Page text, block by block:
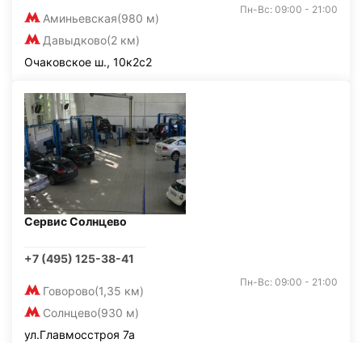
Аминьевская(980 м)
Давыдково(2 км)
Пн-Вс: 09:00 - 21:00
Очаковское ш., 10к2с2
Сервис Солнцево
+7 (495) 125-38-41
Говорово(1,35 км)
Солнцево(930 м)
Пн-Вс: 09:00 - 21:00
ул.Главмосстроя 7а